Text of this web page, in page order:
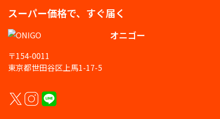
スーパー価格で、すぐ届く
オニゴー
〒154-0011
東京都世田谷区上馬1-17-5